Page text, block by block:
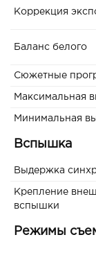
Коррекция
Баланс белого
Сюжетные
Максимальная
Минимальная
Вспышка
Выдержка
Крепление
вспышки
Режимы